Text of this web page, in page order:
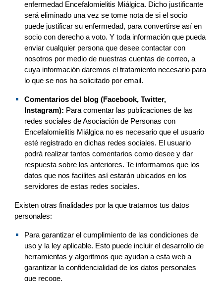
enfermedad Encefalomielitis Miálgica. Dicho justificante
será eliminado una vez se tome nota de si el socio
puede justificar su enfermedad, para convertirse así en
socio con derecho a voto. Y toda información que pueda
enviar cualquier persona que desee contactar con
nosotros por medio de nuestras cuentas de correo, a
cuya información daremos el tratamiento necesario para
lo que se nos ha solicitado por email.
Comentarios del blog (Facebook, Twitter,
Instagram): Para comentar las publicaciones de las
redes sociales de Asociación de Personas con
Encefalomielitis Miálgica no es necesario que el usuario
esté registrado en dichas redes sociales. El usuario
podrá realizar tantos comentarios como desee y dar
respuesta sobre los anteriores. Te informamos que los
datos que nos facilites así estarán ubicados en los
servidores de estas redes sociales.
Existen otras finalidades por la que tratamos tus datos
personales:
Para garantizar el cumplimiento de las condiciones de
uso y la ley aplicable. Esto puede incluir el desarrollo de
herramientas y algoritmos que ayudan a esta web a
garantizar la confidencialidad de los datos personales
que recoge.